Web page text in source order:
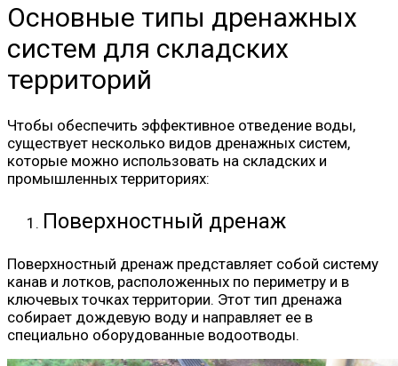
Основные типы дренажных
систем для складских
территорий
Чтобы обеспечить эффективное отведение воды,
существует несколько видов дренажных систем,
которые можно использовать на складских и
промышленных территориях:
Поверхностный дренаж
Поверхностный дренаж представляет собой систему
канав и лотков, расположенных по периметру и в
ключевых точках территории. Этот тип дренажа
собирает дождевую воду и направляет ее в
специально оборудованные водоотводы.